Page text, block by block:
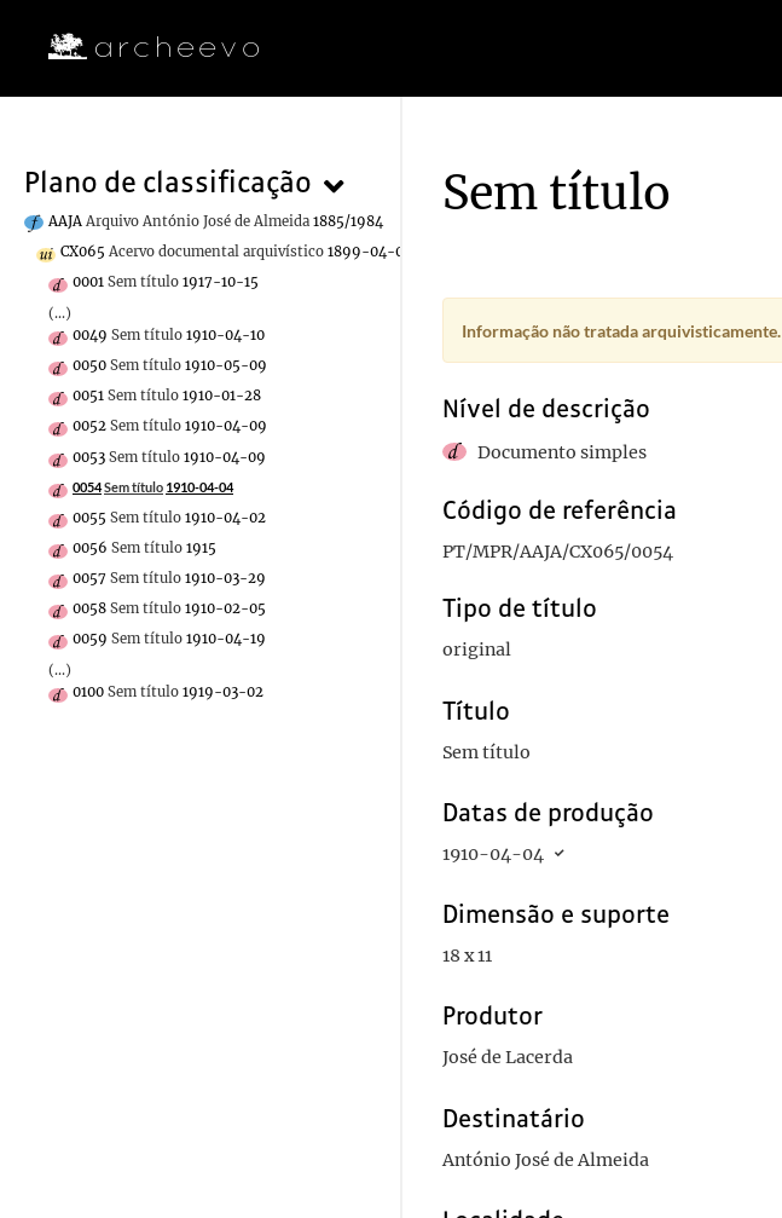
Plano de classificação
AAJA Arquivo António José de Almeida 1885/1984
CX065 Acervo documental arquivístico 1899-04-06/1919-08-27
0001 Sem título 1917-10-15
(...)
0049 Sem título 1910-04-10
0050 Sem título 1910-05-09
0051 Sem título 1910-01-28
0052 Sem título 1910-04-09
0053 Sem título 1910-04-09
0054Sem título 1910-04-04
0055 Sem título 1910-04-02
0056 Sem título 1915
0057 Sem título 1910-03-29
0058 Sem título 1910-02-05
0059 Sem título 1910-04-19
(...)
0100 Sem título 1919-03-02
Sem título
Informação não tratada arquivisticamente.
Nível de descrição
Documento simples
Código de referência
PT/MPR/AAJA/CX065/0054
Tipo de título
original
Título
Sem título
Datas de produção
1910-04-04
Dimensão e suporte
18 x 11
Produtor
José de Lacerda
Destinatário
António José de Almeida